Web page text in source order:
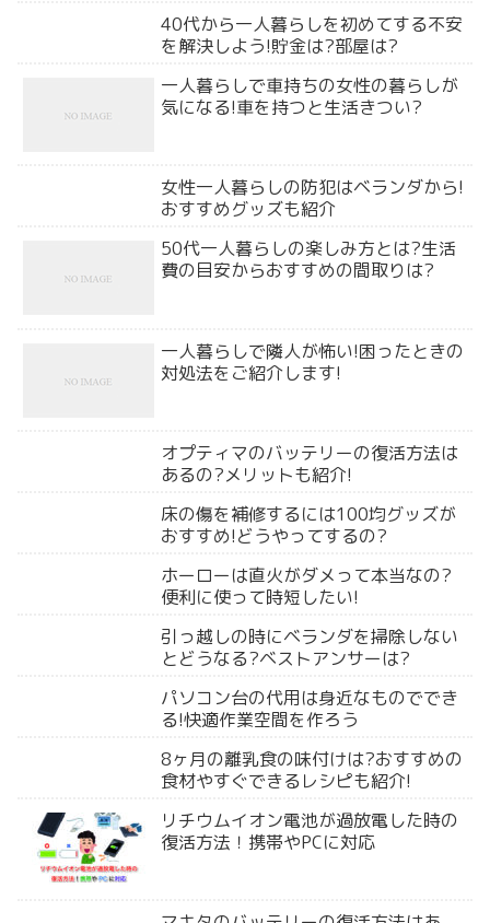
40代から一人暮らしを初めてする不安
を解決しよう!貯金は?部屋は?
一人暮らしで車持ちの女性の暮らしが
気になる!車を持つと生活きつい?
女性一人暮らしの防犯はベランダから!
おすすめグッズも紹介
50代一人暮らしの楽しみ方とは?生活
費の目安からおすすめの間取りは?
一人暮らしで隣人が怖い!困ったときの
対処法をご紹介します!
オプティマのバッテリーの復活方法は
あるの?メリットも紹介!
床の傷を補修するには100均グッズが
おすすめ!どうやってするの?
ホーローは直火がダメって本当なの?
便利に使って時短したい!
引っ越しの時にベランダを掃除しない
とどうなる?ベストアンサーは?
パソコン台の代用は身近なものででき
る!快適作業空間を作ろう
8ヶ月の離乳食の味付けは?おすすめの
食材やすぐできるレシピも紹介!
リチウムイオン電池が過放電した時の
復活方法！携帯やPCに対応